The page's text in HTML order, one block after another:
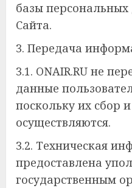
базы
Сайта.
3. Передача
3.1. ONAIR.RU не
данные
поскольку их сбор
осуществляются.
3.2. Техническая
предоставлена
государственным